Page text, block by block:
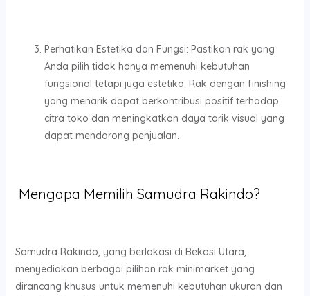
Perhatikan Estetika dan Fungsi: Pastikan rak yang
Anda pilih tidak hanya memenuhi kebutuhan
fungsional tetapi juga estetika. Rak dengan finishing
yang menarik dapat berkontribusi positif terhadap
citra toko dan meningkatkan daya tarik visual yang
dapat mendorong penjualan.
Mengapa Memilih Samudra Rakindo?
Samudra Rakindo, yang berlokasi di Bekasi Utara,
menyediakan berbagai pilihan rak minimarket yang
dirancang khusus untuk memenuhi kebutuhan ukuran dan